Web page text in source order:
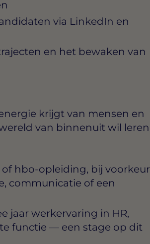
via LinkedIn en
en het bewaken van
krijgt van mensen en
van binnenuit wil leren
hbo-opleiding, bij voorkeur
communicatie of een
jaar werkervaring in HR,
functie — een stage op dit